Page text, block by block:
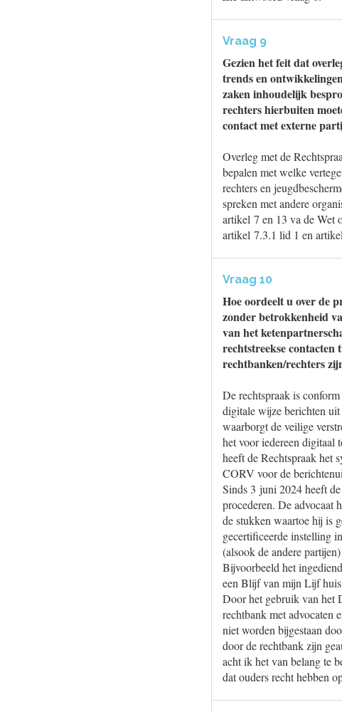
Vraag 9
Gezien het feit dat
trends en
zaken inhoudelijk
rechters hierbuiten
contact met externe
Overleg met de
bepalen met welke
rechters en
spreken met andere
artikel 7 en 13 va de Wet
artikel 7.3.1 lid 1 en
Vraag 10
Hoe oordeelt u over de
zonder betrokkenheid
van het
rechtstreekse contacten
rechtbanken/rechters
De rechtspraak is
digitale wijze berichten
waarborgt de veilige
het voor iedereen digitaal
heeft de Rechtspraak het
CORV voor de
Sinds 3 juni 2024 heeft
procederen. De advocaat
de stukken waartoe hij is
gecertificeerde instelling
(alsook de andere
Bijvoorbeeld het
een Blijf van mijn Lijf huis
Door het gebruik van het
rechtbank met advocaten
niet worden bijgestaan
door de rechtbank zijn
acht ik het van belang te
dat ouders recht hebben